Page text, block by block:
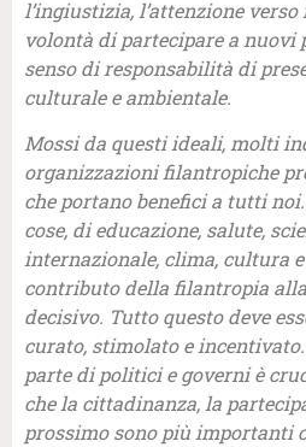
l’ingiustizia, l’attenzione
volontà di partecipare a nuovi
senso di responsabilità di
culturale e ambientale.
Mossi da questi ideali, molti
organizzazioni filantropiche
che portano benefici a tutti
cose, di educazione, salute,
internazionale, clima, cultura
contributo della filantropia
decisivo. Tutto questo deve
curato, stimolato e
parte di politici e governi è
che la cittadinanza, la
prossimo sono più importanti